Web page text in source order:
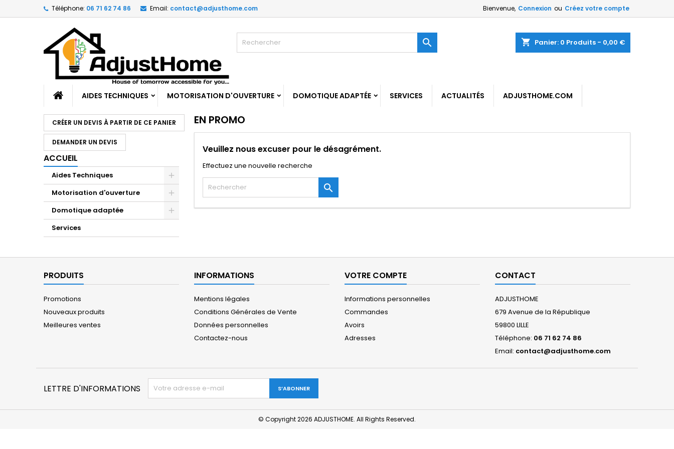
Téléphone: 06 71 62 74 86 Email: contact@adjusthome.com Bienvenue, Connexion ou Créez votre compte
shopping_cart Panier: 0 Produits - 0,00 €

AIDES TECHNIQUES MOTORISATION D'OUVERTURE DOMOTIQUE ADAPTÉE SERVICES ACTUALITÉS ADJUSTHOME.COM
CRÉER UN DEVIS À PARTIR DE CE PANIER
DEMANDER UN DEVIS
ACCUEIL
Aides Techniques
Motorisation d'ouverture
Domotique adaptée
Services
EN PROMO
Veuillez nous excuser pour le désagrément.
Effectuez une nouvelle recherche

PRODUITS
Promotions
Nouveaux produits
Meilleures ventes
INFORMATIONS
Mentions légales
Conditions Générales de Vente
Données personnelles
Contactez-nous
VOTRE COMPTE
Informations personnelles
Commandes
Avoirs
Adresses
CONTACT
ADJUSTHOME
679 Avenue de la République
59800 LILLE
Téléphone: 06 71 62 74 86
Email: contact@adjusthome.com
LETTRE D'INFORMATIONS
© Copyright 2026 ADJUSTHOME. All Rights Reserved.